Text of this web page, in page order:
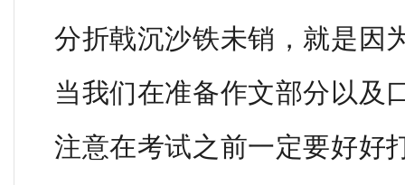
分折戟沉沙铁未销，就是因
当我们在准备作文部分以及
注意在考试之前一定要好好